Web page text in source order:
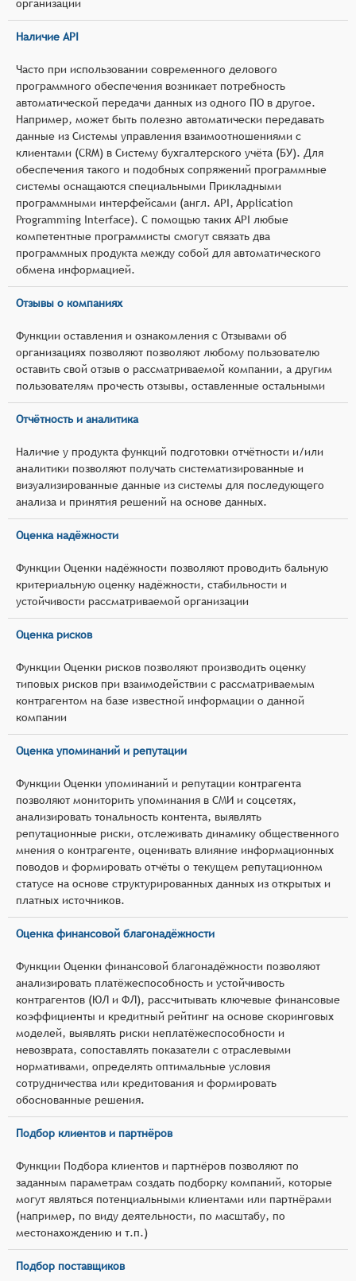
организации
Наличие API
Часто при использовании современного делового
программного обеспечения возникает потребность
автоматической передачи данных из одного ПО в другое.
Например, может быть полезно автоматически передавать
данные из Системы управления взаимоотношениями с
клиентами (CRM) в Систему бухгалтерского учёта (БУ). Для
обеспечения такого и подобных сопряжений программные
системы оснащаются специальными Прикладными
программными интерфейсами (англ. API, Application
Programming Interface). С помощью таких API любые
компетентные программисты смогут связать два
программных продукта между собой для автоматического
обмена информацией.
Отзывы о компаниях
Функции оставления и ознакомления с Отзывами об
организациях позволяют позволяют любому пользователю
оставить свой отзыв о рассматриваемой компании, а другим
пользователям прочесть отзывы, оставленные остальными
Отчётность и аналитика
Наличие у продукта функций подготовки отчётности и/или
аналитики позволяют получать систематизированные и
визуализированные данные из системы для последующего
анализа и принятия решений на основе данных.
Оценка надёжности
Функции Оценки надёжности позволяют проводить бальную
критериальную оценку надёжности, стабильности и
устойчивости рассматриваемой организации
Оценка рисков
Функции Оценки рисков позволяют производить оценку
типовых рисков при взаимодействии с рассматриваемым
контрагентом на базе известной информации о данной
компании
Оценка упоминаний и репутации
Функции Оценки упоминаний и репутации контрагента
позволяют мониторить упоминания в СМИ и соцсетях,
анализировать тональность контента, выявлять
репутационные риски, отслеживать динамику общественного
мнения о контрагенте, оценивать влияние информационных
поводов и формировать отчёты о текущем репутационном
статусе на основе структурированных данных из открытых и
платных источников.
Оценка финансовой благонадёжности
Функции Оценки финансовой благонадёжности позволяют
анализировать платёжеспособность и устойчивость
контрагентов (ЮЛ и ФЛ), рассчитывать ключевые финансовые
коэффициенты и кредитный рейтинг на основе скоринговых
моделей, выявлять риски неплатёжеспособности и
невозврата, сопоставлять показатели с отраслевыми
нормативами, определять оптимальные условия
сотрудничества или кредитования и формировать
обоснованные решения.
Подбор клиентов и партнёров
Функции Подбора клиентов и партнёров позволяют по
заданным параметрам создать подборку компаний, которые
могут являться потенциальными клиентами или партнёрами
(например, по виду деятельности, по масштабу, по
местонахождению и т.п.)
Подбор поставщиков